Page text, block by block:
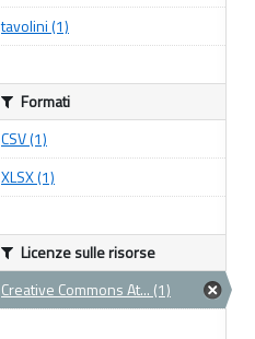
tavolini (1)
Formati
CSV (1)
XLSX (1)
Licenze sulle risorse
Creative Commons At... (1)